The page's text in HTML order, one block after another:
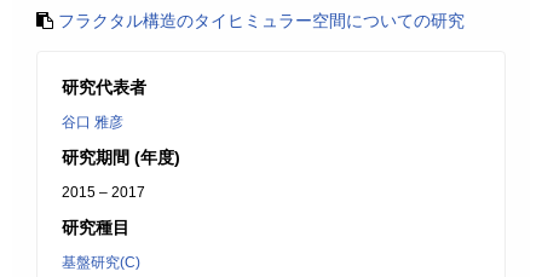
フラクタル構造のタイヒミュラー空間についての研究
研究代表者
谷口 雅彦
研究期間 (年度)
2015 – 2017
研究種目
基盤研究(C)